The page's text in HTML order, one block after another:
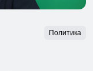
Политика